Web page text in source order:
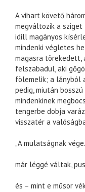
A vihart követő
megváltozik a
idill magányos
mindenki végletes
magasra törekedett,
felszabadul, aki
fölemelik; a lányból
pedig, miután
mindenkinek
tengerbe dobja
visszatér a
„A mulatságnak
már léggé váltak,
és – mint e műsor